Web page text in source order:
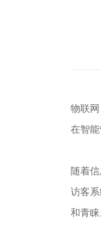
物联
在智能
随着
访客
和青睐